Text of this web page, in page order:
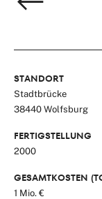
STANDORT
Stadtbrücke
38440 Wolfsburg
FERTIGSTELLUNG
2000
GESAMTKOSTEN
1 Mio. €